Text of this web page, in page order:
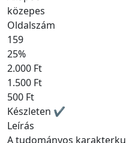
közepes
Oldalszám
159
25%
2.000 Ft
1.500 Ft
500 Ft
Készleten ✔
Leírás
A tudományos